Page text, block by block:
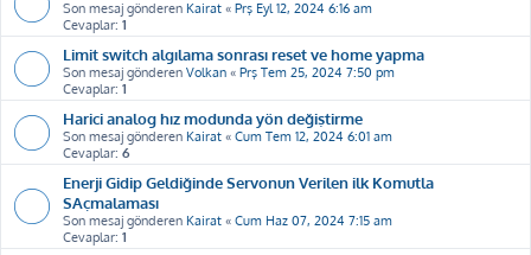
Son mesaj gönderen Kairat « Prş Eyl 12, 2024 6:16 am
Cevaplar: 1
Limit switch algılama sonrası reset ve home yapma
Son mesaj gönderen Volkan « Prş Tem 25, 2024 7:50 pm
Cevaplar: 1
Harici analog hız modunda yön değiştirme
Son mesaj gönderen Kairat « Cum Tem 12, 2024 6:01 am
Cevaplar: 6
Enerji Gidip Geldiğinde Servonun Verilen ilk Komutla
SAçmalaması
Son mesaj gönderen Kairat « Cum Haz 07, 2024 7:15 am
Cevaplar: 1